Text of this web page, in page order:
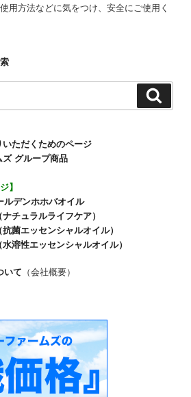
用方法などに気をつけ、安全にご使用く
ただくためのページ
ズ グループ商品
】
ルデンホホバオイル
チュラルライフケア）
菌エッセンシャルオイル）
溶性エッセンシャルオイル）
いて （会社概要）